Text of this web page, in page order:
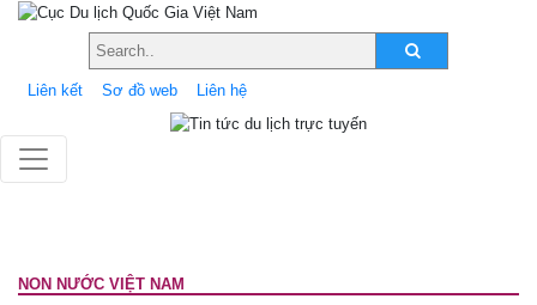
Liên kết Sơ đồ web Liên hệ
NON NƯỚC VIỆT NAM